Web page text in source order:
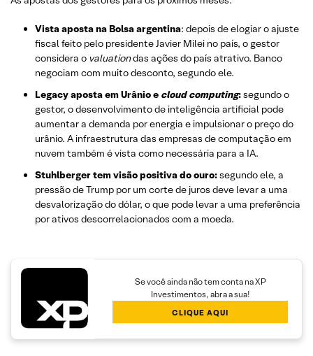
Vista aposta na Bolsa argentina: depois de elogiar o ajuste
fiscal feito pelo presidente Javier Milei no país, o gestor
considera o valuationdas ações do país atrativo. Banco
negociam com muito desconto, segundo ele.
Legacy aposta em Urânio e cloud computing:segundo o
gestor, o desenvolvimento de inteligência artificial pode
aumentar a demanda por energia e impulsionar o preço do
urânio. A infraestrutura das empresas de computação em
nuvem também é vista como necessária para a IA.
Stuhlberger tem visão positiva do ouro:segundo ele, a
pressão de Trump por um corte de juros deve levar a uma
desvalorização do dólar, o que pode levar a uma preferência
por ativos descorrelacionados com a moeda.
Se você ainda não tem conta na XP
Investimentos, abra a sua!
CLIQUE AQUI